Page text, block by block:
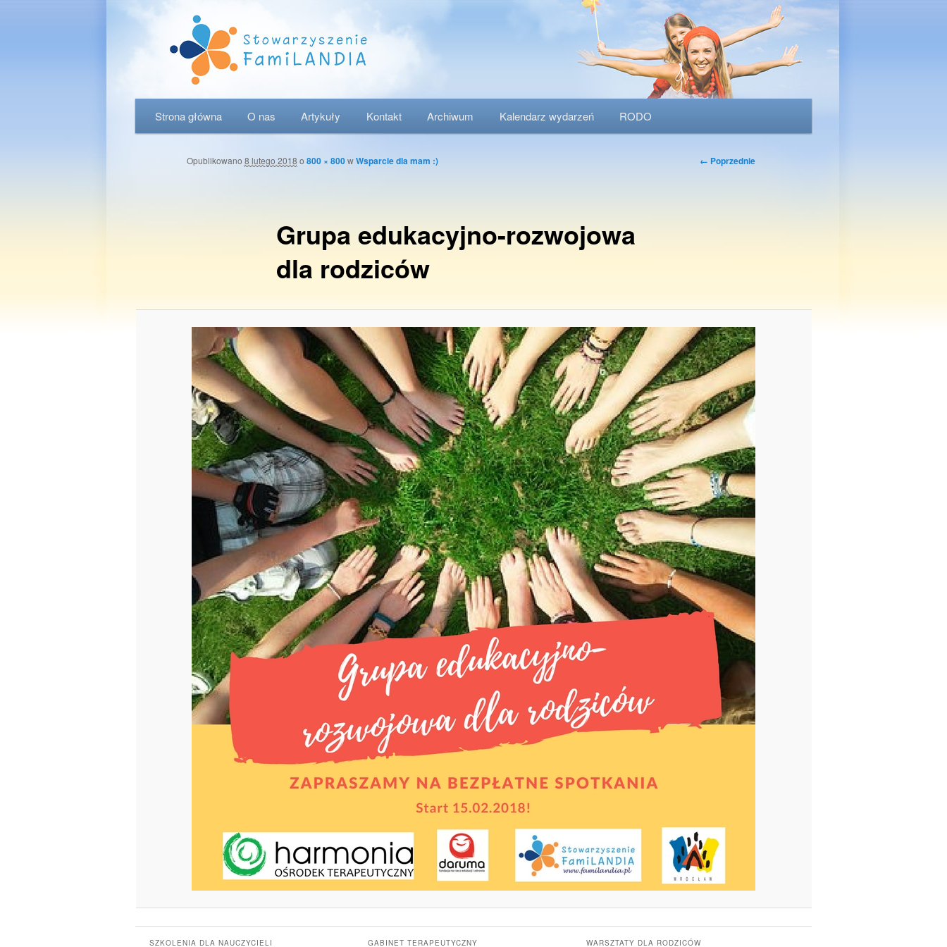
Przeskocz do tekstu
Przeskocz do widgetów
Strona główna O nas Artykuły Kontakt Archiwum Kalendarz wydarzeń RODO
Nawigacja
← Poprzednie
Grupa edukacyjno-rozwojowa
dla rodziców
Opublikowano 8 lutego 2018 o 800 × 800wWsparcie dla mam :)
SZKOLENIA DLA NAUCZYCIELI GABINET TERAPEUTYCZNY WARSZTATY DLA RODZICÓW